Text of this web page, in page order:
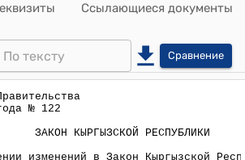
Ссылающиеся документы
Сравнение